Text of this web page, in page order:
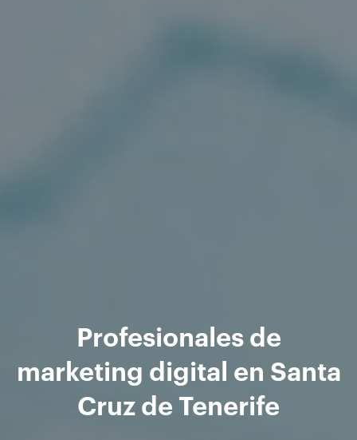
Profesionales de
marketing digital en Santa
Cruz de Tenerife